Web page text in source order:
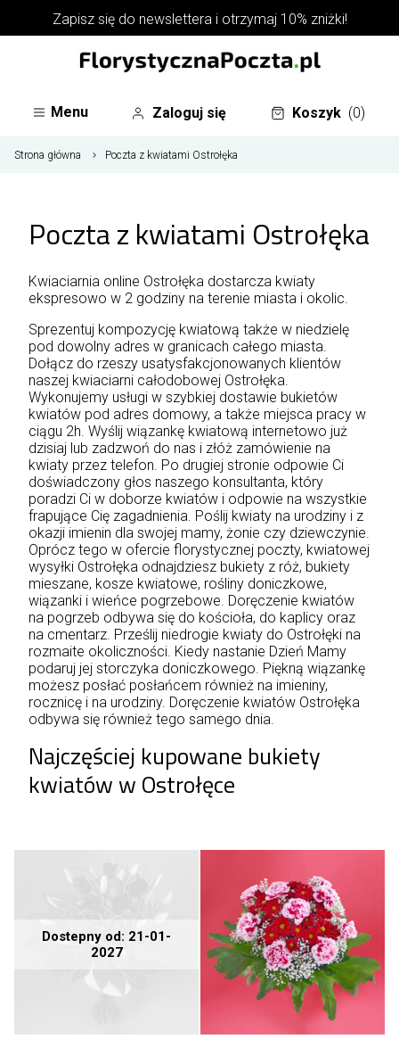
Zapisz się do newsletterai otrzymaj 10% zniżki!
Menu Zaloguj się Koszyk (0)
Strona główna Poczta z kwiatami Ostrołęka
Poczta z kwiatami Ostrołęka
Kwiaciarnia online Ostrołęka dostarcza kwiaty
ekspresowo w 2 godziny na terenie miasta i okolic.
Sprezentuj kompozycję kwiatową także w niedzielę
pod dowolny adres w granicach całego miasta.
Dołącz do rzeszy usatysfakcjonowanych klientów
naszej kwiaciarni całodobowej Ostrołęka.
Wykonujemy usługi w szybkiej dostawie bukietów
kwiatów pod adres domowy, a także miejsca pracy w
ciągu 2h. Wyślij wiązankę kwiatową internetowo już
dzisiaj lub zadzwoń do nas i złóż zamówienie na
kwiaty przez telefon. Po drugiej stronie odpowie Ci
doświadczony głos naszego konsultanta, który
poradzi Ci w doborze kwiatów i odpowie na wszystkie
frapujące Cię zagadnienia. Poślij kwiaty na urodziny i z
okazji imienin dla swojej mamy, żonie czy dziewczynie.
Oprócz tego w ofercie florystycznej poczty, kwiatowej
wysyłki Ostrołęka odnajdziesz bukiety z róż, bukiety
mieszane, kosze kwiatowe, rośliny doniczkowe,
wiązanki i wieńce pogrzebowe. Doręczenie kwiatów
na pogrzeb odbywa się do kościoła, do kaplicy oraz
na cmentarz. Prześlij niedrogie kwiaty do Ostrołęki na
rozmaite okoliczności. Kiedy nastanie Dzień Mamy
podaruj jej storczyka doniczkowego. Piękną wiązankę
możesz posłać posłańcem również na imieniny,
rocznicę i na urodziny. Doręczenie kwiatów Ostrołęka
odbywa się również tego samego dnia.
Najczęściej kupowane bukiety
kwiatów w Ostrołęce
Dostepny od: 21-01-
2027